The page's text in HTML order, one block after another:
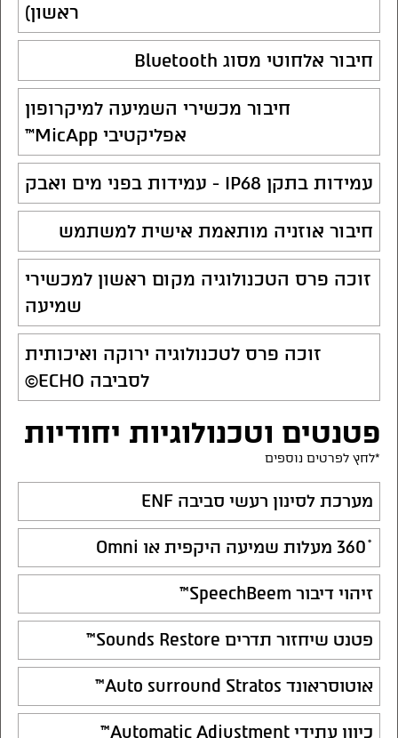
ראשון)
חיבור אלחוטי מסוג Bluetooth
חיבור מכשירי השמיעה למיקרופון
אפליקטיבי MicApp™
עמידות בתקן IP68 - עמידות בפני מים ואבק
חיבור אוזניה מותאמת אישית למשתמש
זוכה פרס הטכנולוגיה מקום ראשון למכשירי
שמיעה
זוכה פרס לטכנולוגיה ירוקה ואיכותית
לסביבה ECHO©
פטנטים וטכנולוגיות יחודיות
*לחץ לפרטים נוספים
מערכת לסינון רעשי סביבה ENF
˚360 מעלות שמיעה היקפית או Omni
זיהוי דיבור SpeechBeem™
פטנט שיחזור תדרים Sounds Restore™
אוטוסראונד Auto surround Stratos™
כיוון עתידי Automatic Adjustment™